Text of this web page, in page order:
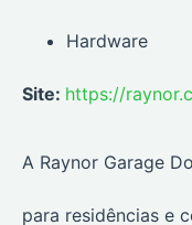
Hardware
Site: https://
A Raynor Garage
para residências e